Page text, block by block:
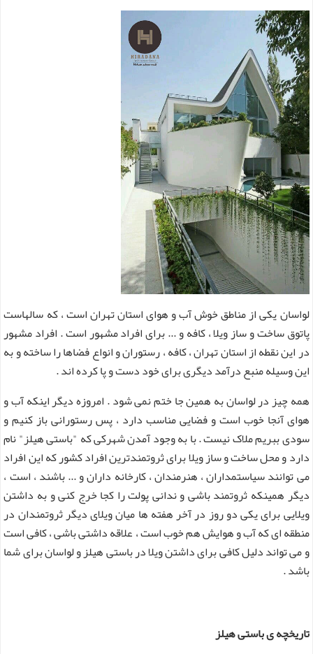
لواسان یکی از مناطق خوش آب و هوای استان تهران است ، که سالهاست
پاتوق ساخت و ساز ویلا ، کافه و ... برای افراد مشهور است . افراد مشهور
در این نقطه از استان تهران ، کافه ، رستوران و انواع فضاها را ساخته و به
این وسیله منبع درآمد دیگری برای خود دست و پا کرده اند .
همه چیز در لواسان به همین جا ختم نمی شود . امروزه دیگر اینکه آب و
هوای آنجا خوب است و فضایی مناسب دارد ، پس رستورانی باز کنیم و
سودی ببریم ملاک نیست . با به وجود آمدن شهرکی که "باستی هیلز" نام
دارد و محل ساخت و ساز ویلا برای ثروتمندترین افراد کشور که این افراد
می توانند سیاستمداران ، هنرمندان ، کارخانه داران و ... باشند ، است ،
دیگر همینکه ثروتمند باشی و ندانی پولت را کجا خرج کنی و به داشتن
ویلایی برای یکی دو روز در آخر هفته ها میان ویلای دیگر ثروتمندان در
منطقه ای که آب و هوایش هم خوب است ، علاقه داشتی باشی ، کافی است
و می تواند دلیل کافی برای داشتن ویلا در باستی هیلز و لواسان برای شما
باشد .
تاریخچه ی باستی هیلز